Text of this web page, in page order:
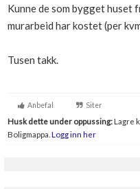
Kunne de som bygget huset
murarbeid har kostet (per
Tusen takk.
Anbefal Siter
Husk dette under oppussing:Lagre
Boligmappa. Logg inn her